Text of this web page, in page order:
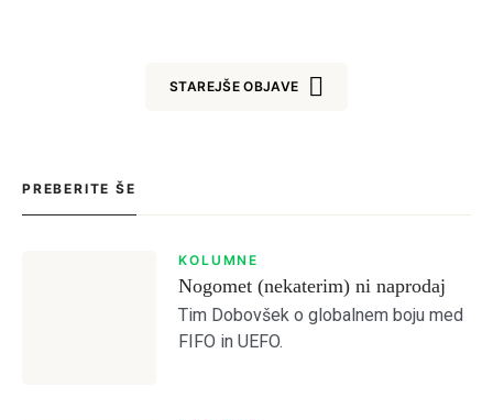
STAREJŠE OBJAVE
PREBERITE ŠE
KOLUMNE
Nogomet (nekaterim) ni naprodaj
Tim Dobovšek o globalnem boju med
FIFO in UEFO.